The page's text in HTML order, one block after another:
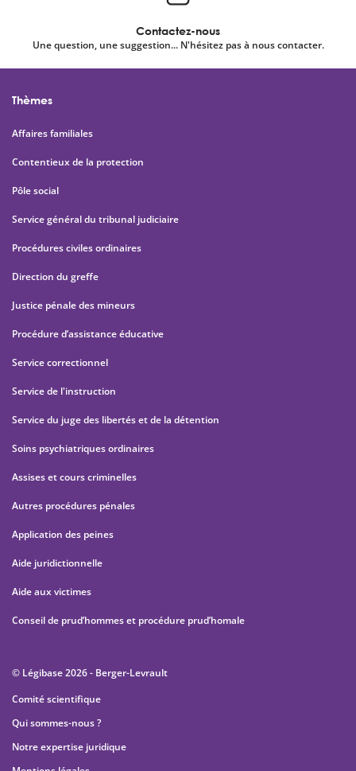
Contactez-nous
Une question, une suggestion... N'hésitez pas à nous contacter.
Thèmes
Affaires familiales
Contentieux de la protection
Pôle social
Service général du tribunal judiciaire
Procédures civiles ordinaires
Direction du greffe
Justice pénale des mineurs
Procédure d’assistance éducative
Service correctionnel
Service de l'instruction
Service du juge des libertés et de la détention
Soins psychiatriques ordinaires
Assises et cours criminelles
Autres procédures pénales
Application des peines
Aide juridictionnelle
Aide aux victimes
Conseil de prud’hommes et procédure prud’homale
© Légibase 2026 - Berger-Levrault
Comité scientifique
Qui sommes-nous ?
Notre expertise juridique